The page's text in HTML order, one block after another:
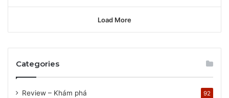
Load More
Categories
Review – Khám phá 92